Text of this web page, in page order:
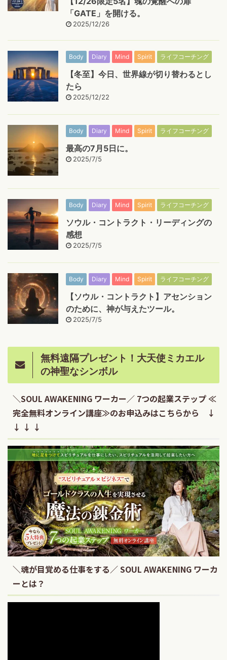
「GATE」を開ける。
2025/12/26
Body Diary Mind Spirit ライフコーチング
【冬至】今日、世界線が切り替わるとし
たら
2025/12/22
Body Diary Mind Spirit ライフコーチング
最高の7月5日に。
2025/7/5
Body Diary Mind Spirit ライフコーチング
ソウル・コントラクト・リーディングの
感想
2025/7/5
Body Diary Mind Spirit ライフコーチング
【ソウル・コントラクト】アセンション
のために、神が与えたツール。
2025/7/5
無料遠隔プレゼント！大天使ミカエル
の神聖なシンボル
＼SOUL AWAKENING ワーカー／ 7つの起業ステップ ≪
完全無料オンライン講座≫のお申込みはこちらから ↓
↓ ↓ ↓
＼魂が目覚める仕事をする／ SOUL AWAKENING ワーカ
ーとは？